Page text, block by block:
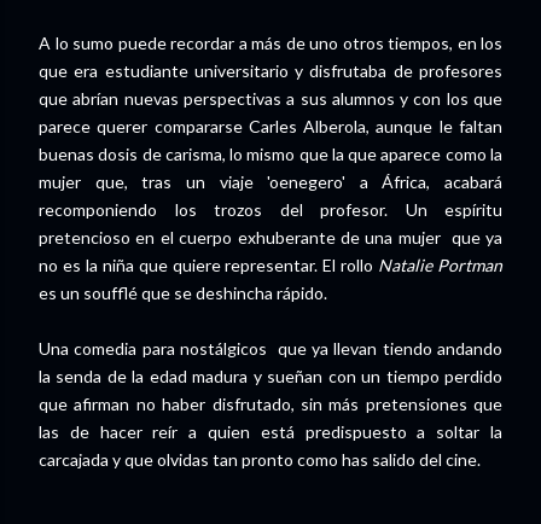
A lo sumo puede recordar a más de uno otros tiempos, en los
que era estudiante universitario y disfrutaba de profesores
que abrían nuevas perspectivas a sus alumnos y con los que
parece querer compararse Carles Alberola, aunque le faltan
buenas dosis de carisma, lo mismo que la que aparece como la
mujer que, tras un viaje 'oenegero' a África, acabará
recomponiendo los trozos del profesor. Un espíritu
pretencioso en el cuerpo exhuberante de una mujer que ya
no es la niña que quiere representar. El rollo Natalie Portman
es un soufflé que se deshincha rápido.
Una comedia para nostálgicos que ya llevan tiendo andando
la senda de la edad madura y sueñan con un tiempo perdido
que afirman no haber disfrutado, sin más pretensiones que
las de hacer reír a quien está predispuesto a soltar la
carcajada y que olvidas tan pronto como has salido del cine.